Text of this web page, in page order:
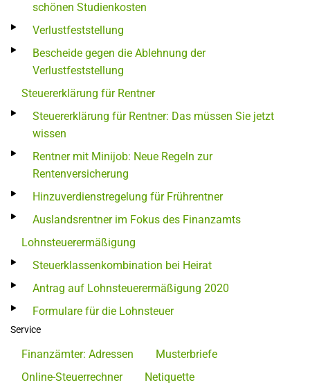
schönen Studienkosten
Verlustfeststellung
Bescheide gegen die Ablehnung der
Verlustfeststellung
Steuererklärung für Rentner
Steuererklärung für Rentner: Das müssen Sie jetzt
wissen
Rentner mit Minijob: Neue Regeln zur
Rentenversicherung
Hinzuverdienstregelung für Frührentner
Auslandsrentner im Fokus des Finanzamts
Lohnsteuerermäßigung
Steuerklassenkombination bei Heirat
Antrag auf Lohnsteuerermäßigung 2020
Formulare für die Lohnsteuer
Service
Finanzämter: Adressen
Musterbriefe
Online-Steuerrechner
Netiquette